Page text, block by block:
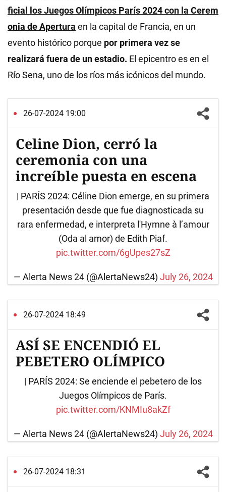
ficial losJuegos Olímpicos París 2024 con la Cerem
onia de Apertura en la capital de Francia, en un
evento histórico porque por primera vez se
realizará fuera de un estadio. El epicentro es en el
Río Sena, uno de los ríos más icónicos del mundo.
26-07-2024 19:00
Celine Dion, cerró la
ceremonia con una
increíble puesta en escena
| PARÍS 2024: Céline Dion emerge, en su primera
presentación desde que fue diagnosticada su
rara enfermedad, e interpreta l'Hymne à l’amour
(Oda al amor) de Edith Piaf.
pic.twitter.com/6gUpes27sZ
— Alerta News 24 (@AlertaNews24) July 26, 2024
26-07-2024 18:49
ASÍ SE ENCENDIÓ EL
PEBETERO OLÍMPICO
| PARÍS 2024: Se enciende el pebetero de los
Juegos Olímpicos de París.
pic.twitter.com/KNMIu8akZf
— Alerta News 24 (@AlertaNews24) July 26, 2024
26-07-2024 18:31